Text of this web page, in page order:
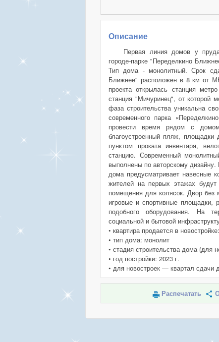
Описание
Первая линия домов у
городе-парке "Переделкино
Тип дома - монолитный. Срок
Ближнее" расположен в 8 км от
проекта открылась станция
станция "Мичуринец", от которой
фаза строительства уникальна
современного парка
провести время рядом с
благоустроенный пляж, площадки
пунктом проката инвентаря,
станцию. Современный
выполнены по авторскому
дома предусматривает навесные
жителей на первых этажах будут
помещения для колясок. Двор
игровые и спортивные площадки,
подобного оборудования. На
социальной и бытовой
• квартира продается в
• тип дома: монолит
• стадия строительства дома (для
• год постройки: 2023 г.
• для новостроек — квартал сдачи
Распечатать